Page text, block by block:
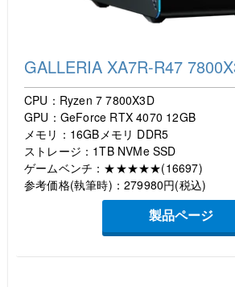
GALLERIA XA7R-R47
CPU：Ryzen 7 7800X3D
GPU：GeForce RTX 4070 12GB
メモリ：16GBメモリ DDR5
ストレージ：1TB NVMe SSD
ゲームベンチ：★★★★★(16697)
参考価格(執筆時)：279980円(税込)
製品ページ